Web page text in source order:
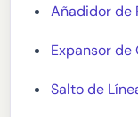
Añadidor de
Expansor de
Salto de